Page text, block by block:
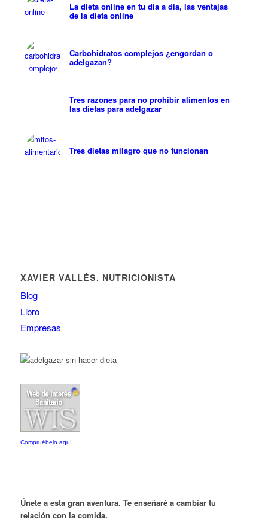
La dieta online en tu día a día, las ventajas
de la dieta online
Carbohidratos complejos ¿engordan o
adelgazan?
Tres razones para no prohibir alimentos en
las dietas para adelgazar
Tres dietas milagro que no funcionan
XAVIER VALLÉS, NUTRICIONISTA
Blog
Libro
Empresas
Compruébelo aquí
Únete a esta gran aventura. Te enseñaré a cambiar tu
relación con la comida.